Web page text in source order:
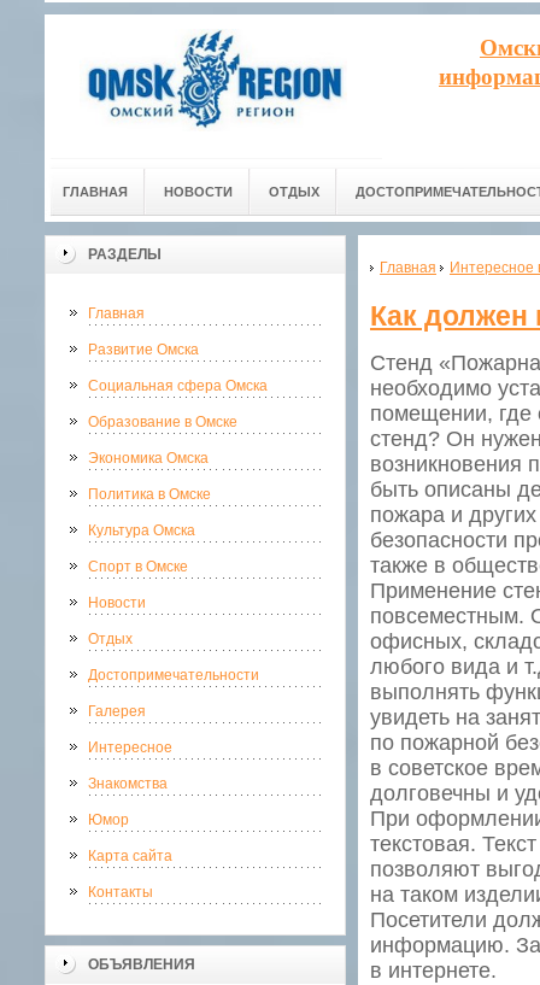
ГЛАВНАЯ НОВОСТИ ОТДЫХ
РАЗДЕЛЫ
Главная
Развитие Омска
Социальная сфера Омска
Образование в Омске
Экономика Омска
Политика в Омске
Культура Омска
Спорт в Омске
Новости
Отдых
Достопримечательности
Галерея
Интересное
Знакомства
Юмор
Карта сайта
Контакты
ОБЪЯВЛЕНИЯ
Главная Интересное
Как должен
Стенд
необходимо
помещении, где
стенд? Он
возникновения
быть описаны
пожара и
безопасности
также в
Применение
повсеместным.
офисных,
любого вида и
выполнять
увидеть на
по пожарной
в советское
долговечны и
При
текстовая.
позволяют
на таком
Посетители
информацию.
в интернете.